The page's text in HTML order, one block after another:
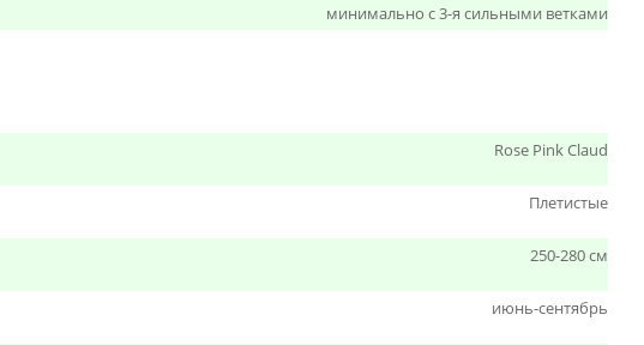
минимально с 3-я сильными ветками
Rose Pink Claud
Плетистые
250-280 см
июнь-сентябрь